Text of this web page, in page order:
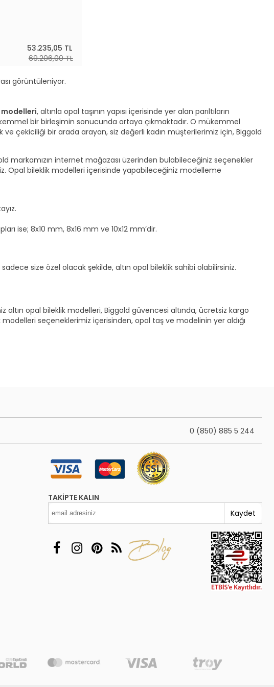
53.235,05 TL
69.206,00 TL
görüntüleniyor.
, altınla opal taşının yapısı içerisinde yer alan parıltıların
bir birleşimin sonucunda ortaya çıkmaktadır. O mükemmel
ve çekiciliği bir arada arayan, siz değerli kadın müşterilerimiz için, Biggold
markamızın internet mağazası üzerinden bulabileceğiniz seçenekler
Opal bileklik modelleri içerisinde yapabileceğiniz modelleme
ise; 8x10 mm, 8x16 mm ve 10x12 mm’dir.
size özel olacak şekilde, altın opal bileklik sahibi olabilirsiniz.
opal bileklik modelleri, Biggold güvencesi altında, ücretsiz kargo
modelleri seçeneklerimiz içerisinden, opal taş ve modelinin yer aldığı
0 (850) 885 5 244
TAKIPTE KALIN
Kaydet